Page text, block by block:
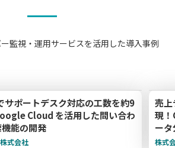
監視・運用サービスを活用した導入事例
サポートデスク対応の工数を約9
Cloud を活用した問い合わ
能の開発
式会社
売上
現
ー
株式